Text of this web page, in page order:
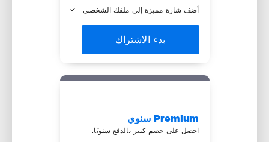
أضف شارة مميزة إلى ملفك الشخصي
بدء الاشتراك
Premium سنوي
احصل على خصم كبير بالدفع سنويًا.